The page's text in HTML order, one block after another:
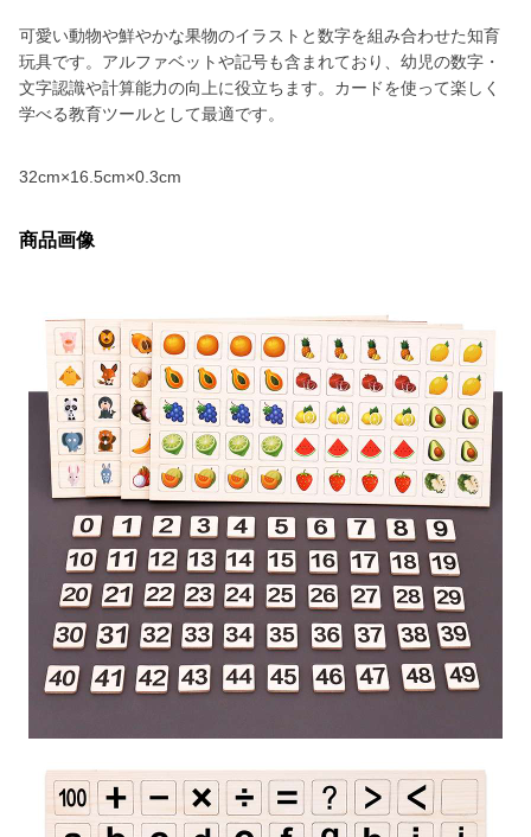
可愛い動物や鮮やかな果物のイラストと数字を組み合わせた知育
玩具です。アルファベットや記号も含まれており、幼児の数字・
文字認識や計算能力の向上に役立ちます。カードを使って楽しく
学べる教育ツールとして最適です。
32cm×16.5cm×0.3cm
商品画像